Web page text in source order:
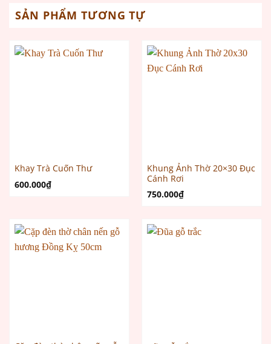
SẢN PHẨM TƯƠNG TỰ
Khay Trà Cuốn Thư
600.000₫
Khung Ảnh Thờ 20×30 Đục
Cánh Rơi
750.000₫